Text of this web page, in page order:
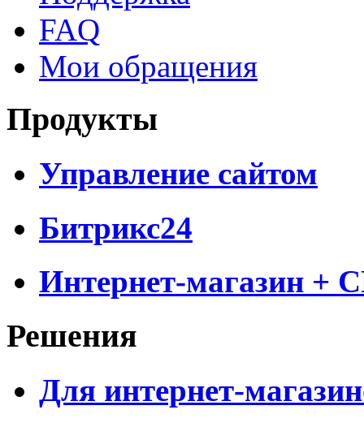
FAQ
Мои обращения
Продукты
Управление сайтом
Битрикс24
Интернет-магазин +
Решения
Для интернет-